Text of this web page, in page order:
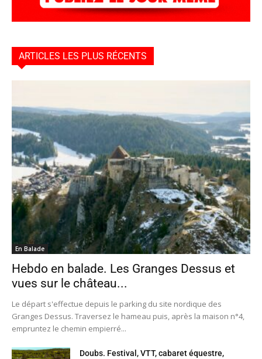
ARTICLES LES PLUS RÉCENTS
En Balade
Hebdo en balade. Les Granges Dessus et
vues sur le château...
Le départ s'effectue depuis le parking du site nordique des
Granges Dessus. Traversez le hameau puis, après la maison n°4,
empruntez le chemin empierré...
Doubs. Festival, VTT, cabaret équestre,